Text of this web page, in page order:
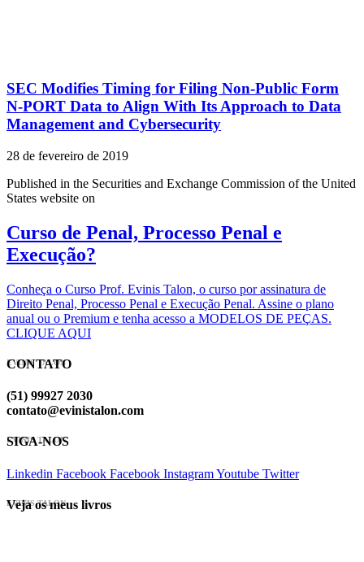
SEC Modifies Timing for Filing Non-Public Form
N-PORT Data to Align With Its Approach to Data
Management and Cybersecurity
28 de fevereiro de 2019
Published in the Securities and Exchange Commission of the United
States website on
Curso de Penal, Processo Penal e
Execução?
Conheça o Curso Prof. Evinis Talon, o curso por assinatura de
Direito Penal, Processo Penal e Execução Penal. Assine o plano
anual ou o Premium e tenha acesso a MODELOS DE PEÇAS.
CLIQUE AQUI
EVINIS TALON
CONTATO
(51) 99927 2030
contato@evinistalon.com
EVINIS TALON
SIGA-NOS
Linkedin Facebook Facebook InstagramYoutube Twitter
EVINIS TALON
Veja os meus livros